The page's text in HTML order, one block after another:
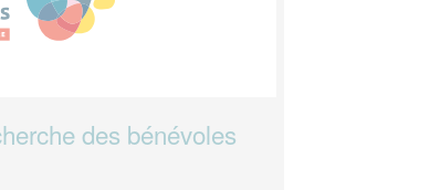
des bénévoles